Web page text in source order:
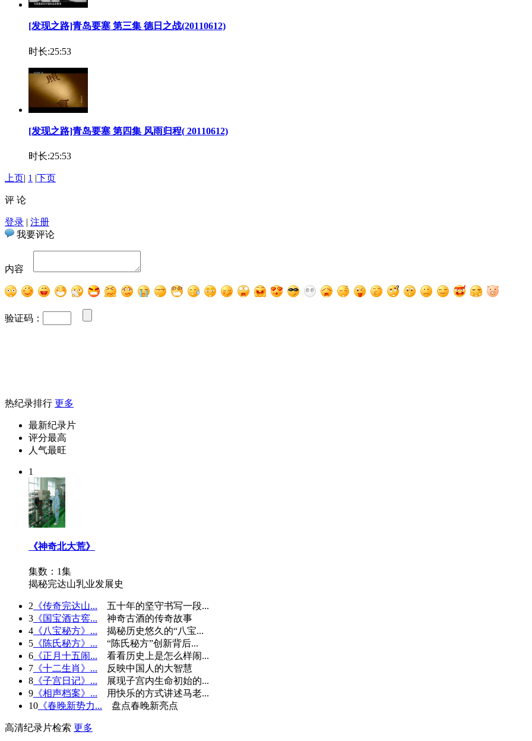
[发现之路]青岛要塞 第三集 德日之战(20110612)
时长:25:53
[发现之路]青岛要塞 第四集 风雨归程( 20110612)
时长:25:53
上页| 1 |下页
评 论
登录 | 注册
我要评论
内容
验证码：
热纪录排行 更多
最新纪录片
评分最高
人气最旺
1
《神奇北大荒》
集数：1集
揭秘完达山乳业发展史
2 《传奇完达山...
五十年的坚守书写一段...
3 《国宝酒古窖...
神奇古酒的传奇故事
4 《八宝秘方》...
揭秘历史悠久的“八宝...
5 《陈氏秘方》...
“陈氏秘方”创新背后...
6 《正月十五闹...
看看历史上是怎么样闹...
7 《十二生肖》...
反映中国人的大智慧
8 《子宫日记》...
展现子宫内生命初始的...
9 《相声档案》...
用快乐的方式讲述马老...
10 《春晚新势力... 盘点春晚新亮点
高清纪录片检索 更多